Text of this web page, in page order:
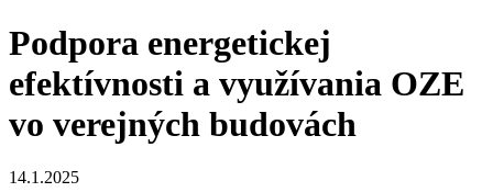
Podpora energetickej
efektívnosti a využívania OZE
vo verejných budovách
14.1.2025